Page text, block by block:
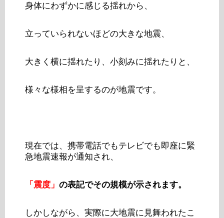
身体にわずかに感じる揺れから、
立っていられないほどの大きな地震、
大きく横に揺れたり、小刻みに揺れたりと、
様々な様相を呈するのが地震です。
現在では、携帯電話でもテレビでも即座に緊
急地震速報が通知され、
「震度」 の表記でその規模が示されます。
しかしながら、実際に大地震に見舞われたこ